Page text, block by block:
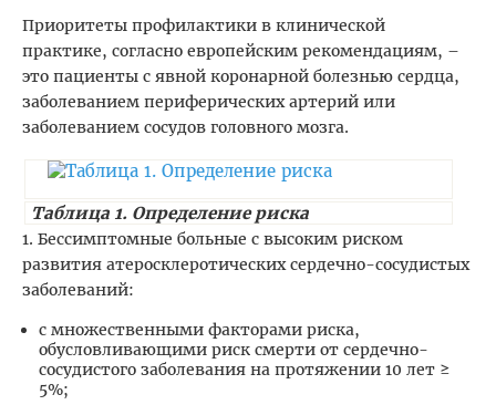
Приоритеты профилактики в клинической
практике, согласно европейским рекомендациям, –
это пациенты с явной коронарной болезнью сердца,
заболеванием периферических артерий или
заболеванием сосудов головного мозга.
Таблица 1. Определение риска
1. Бессимптомные больные с высоким риском
развития атеросклеротических сердечно-сосудистых
заболеваний:
с множественными факторами риска,
обусловливающими риск смерти от сердечно-
сосудистого заболевания на протяжении 10 лет ≥
5%;